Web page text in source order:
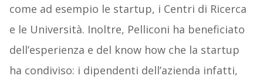
come ad esempio le startup, i Centri di Ricerca
e le Università. Inoltre, Pelliconi ha beneficiato
dell’esperienza e del know how che la startup
ha condiviso: i dipendenti dell’azienda infatti,